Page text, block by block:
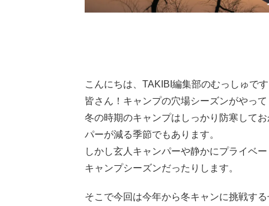
こんにちは、TAKIBI編集部のむっしゅで
皆さん！キャンプの穴場シーズンがやっ
冬の時期のキャンプはしっかり防寒して
パーが減る季節でもあります。
しかし玄人キャンパーや静かにプライベ
キャンプシーズンだったりします。
そこで今回は今年から冬キャンに挑戦す